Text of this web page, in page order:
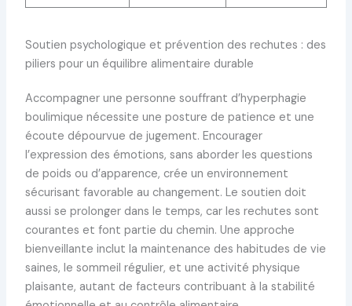
Soutien psychologique et prévention des rechutes : des
piliers pour un équilibre alimentaire durable
Accompagner une personne souffrant d’hyperphagie
boulimique nécessite une posture de patience et une
écoute dépourvue de jugement. Encourager
l’expression des émotions, sans aborder les questions
de poids ou d’apparence, crée un environnement
sécurisant favorable au changement. Le soutien doit
aussi se prolonger dans le temps, car les rechutes sont
courantes et font partie du chemin. Une approche
bienveillante inclut la maintenance des habitudes de vie
saines, le sommeil régulier, et une activité physique
plaisante, autant de facteurs contribuant à la stabilité